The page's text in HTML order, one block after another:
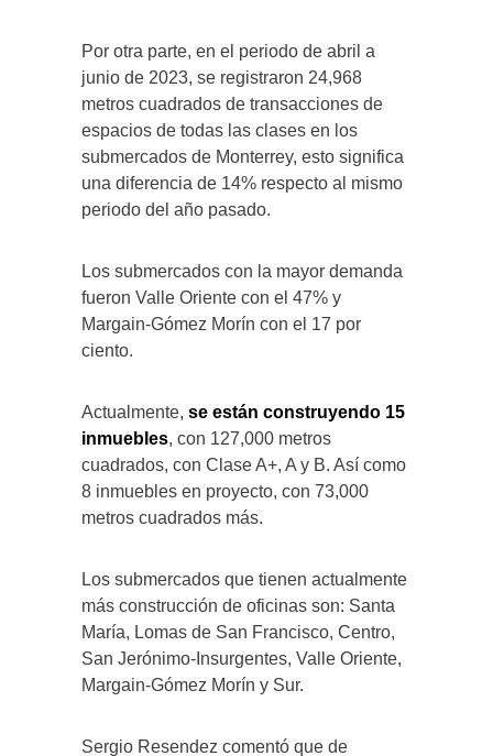
Por otra parte, en el periodo de abril a
junio de 2023, se registraron 24,968
metros cuadrados de transacciones de
espacios de todas las clases en los
submercados de Monterrey, esto significa
una diferencia de 14% respecto al mismo
periodo del año pasado.
Los submercados con la mayor demanda
fueron Valle Oriente con el 47% y
Margain-Gómez Morín con el 17 por
ciento.
Actualmente, se están construyendo 15
inmuebles, con 127,000 metros
cuadrados, con Clase A+, A y B. Así como
8 inmuebles en proyecto, con 73,000
metros cuadrados más.
Los submercados que tienen actualmente
más construcción de oficinas son: Santa
María, Lomas de San Francisco, Centro,
San Jerónimo-Insurgentes, Valle Oriente,
Margain-Gómez Morín y Sur.
Sergio Resendez comentó que de